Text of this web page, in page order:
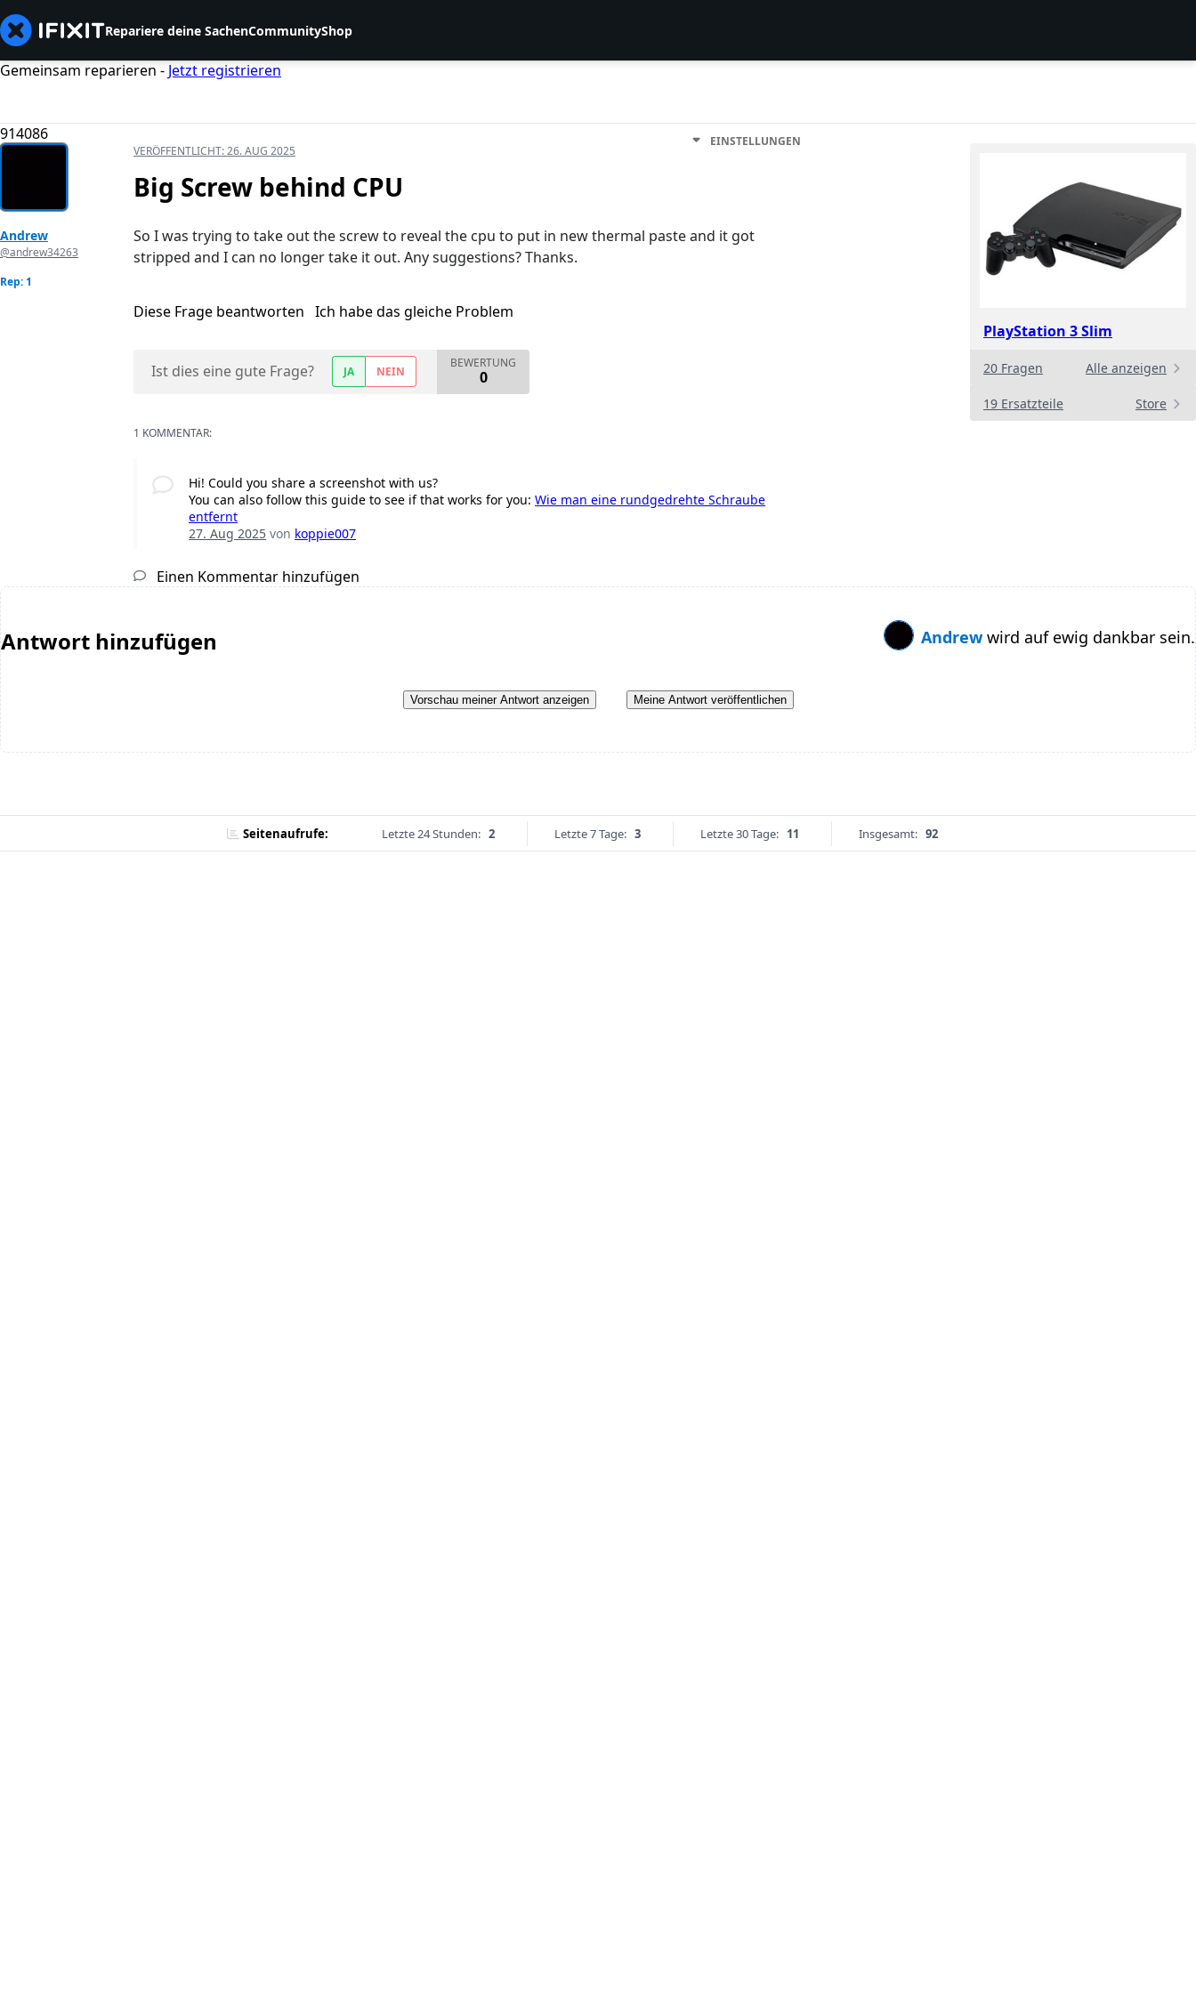
Repariere deine SachenCommunityShop
Gemeinsam reparieren - Jetzt registrieren
914086
PlayStation 3 Slim
20 Fragen Alle anzeigen
19 Ersatzteile Store
Andrew
@andrew34263
Rep: 1
VERÖFFENTLICHT:26. AUG 2025
EINSTELLUNGEN
Big Screw behind CPU
So I was trying to take out the screw to reveal the cpu to put in new thermal paste and it got
stripped and I can no longer take it out. Any suggestions? Thanks.
Diese Frage beantworten Ich habe das gleiche Problem
Ist dies eine gute Frage? JA NEIN
BEWERTUNG
0
1 KOMMENTAR:
Hi! Could you share a screenshot with us?
You can also follow this guide to see if that works for you:Wie man eine rundgedrehte Schraube
entfernt
27. Aug 2025 von koppie007
Einen Kommentar hinzufügen
Antwort hinzufügen Andrewwird auf ewig dankbar sein.
Vorschau meiner Antwort anzeigen Meine Antwort veröffentlichen
Seitenaufrufe: Letzte 24 Stunden: 2 Letzte 7 Tage: 3 Letzte 30 Tage: 11 Insgesamt: 92